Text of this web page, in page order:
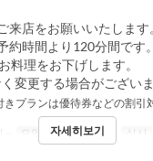
来店をお願いいたします
約時間より120分間です。
料理をお下げします。
変更する場合がございま
きプランは優待券などの割引
요일 금, 토, 일, 휴일 식사
자세히보기